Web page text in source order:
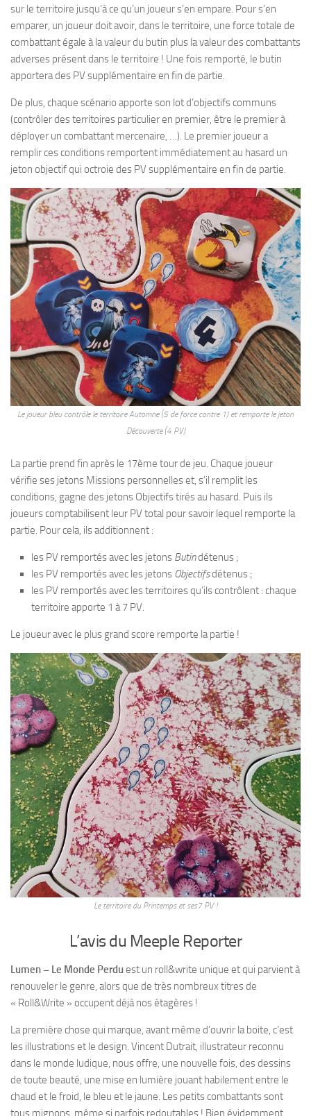
sur le territoire jusqu’à ce qu’un joueur s’en empare. Pour s’en
emparer, un joueur doit avoir, dans le territoire, une force totale de
combattant égale à la valeur du butin plus la valeur des combattants
adverses présent dans le territoire ! Une fois remporté, le butin
apportera des PV supplémentaire en fin de partie.
De plus, chaque scénario apporte son lot d’objectifs communs
(contrôler des territoires particulier en premier, être le premier à
déployer un combattant mercenaire, …). Le premier joueur a
remplir ces conditions remportent immédiatement au hasard un
jeton objectif qui octroie des PV supplémentaire en fin de partie.
Le joueur bleu contrôle le territoire Automne (5 de force contre 1) et remporte le jeton
Découverte (4 PV)
La partie prend fin après le 17ème tour de jeu. Chaque joueur
vérifie ses jetons Missions personnelles et, s’il remplit les
conditions, gagne des jetons Objectifs tirés au hasard. Puis ils
joueurs comptabilisent leur PV total pour savoir lequel remporte la
partie. Pour cela, ils additionnent :
les PV remportés avec les jetons Butindétenus ;
les PV remportés avec les jetons Objectifsdétenus ;
les PV remportés avec les territoires qu’ils contrôlent : chaque
territoire apporte 1 à 7 PV.
Le joueur avec le plus grand score remporte la partie !
Le territoire du Printemps et ses7 PV !
L’avis du Meeple Reporter
Lumen – Le Monde Perduest un roll&write unique et qui parvient à
renouveler le genre, alors que de très nombreux titres de
« Roll&Write » occupent déjà nos étagères !
La première chose qui marque, avant même d’ouvrir la boite, c’est
les illustrations et le design. Vincent Dutrait, illustrateur reconnu
dans le monde ludique, nous offre, une nouvelle fois, des dessins
de toute beauté, une mise en lumière jouant habilement entre le
chaud et le froid, le bleu et le jaune. Les petits combattants sont
tous mignons, même si parfois redoutables ! Bien évidemment,